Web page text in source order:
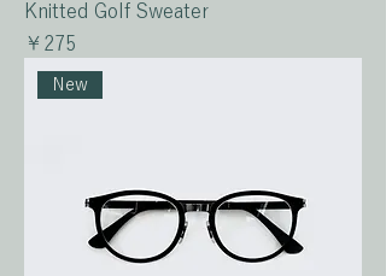
Knitted Golf Sweater
価格
￥275
New